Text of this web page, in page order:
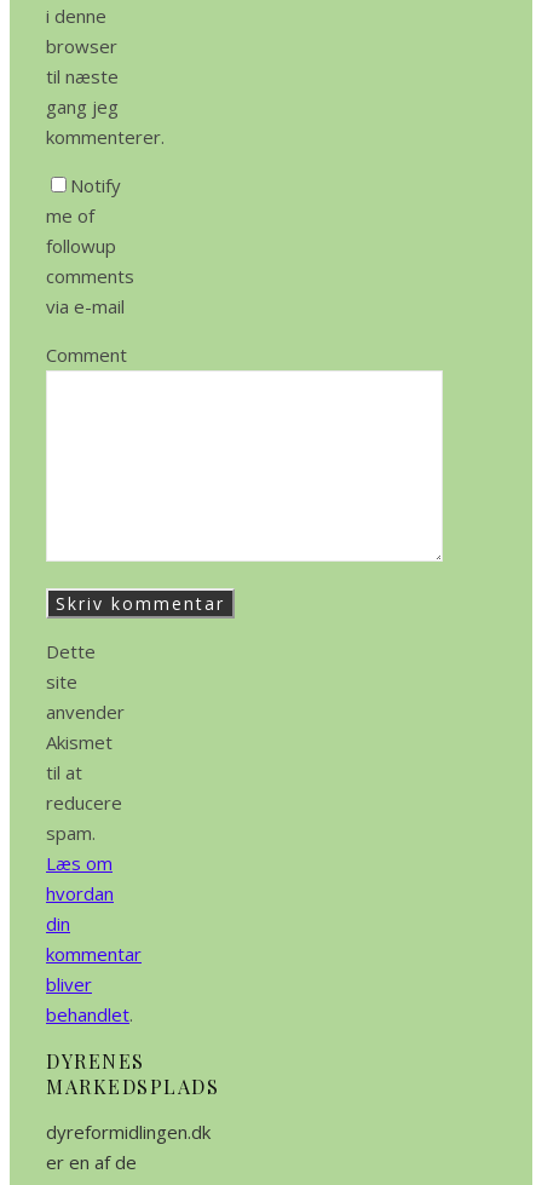
i denne
browser
til næste
gang jeg
kommenterer.
Notify
me of
followup
comments
via e-mail
Comment
Dette
site
anvender
Akismet
til at
reducere
spam.
Læs om
hvordan
din
kommentar
bliver
behandlet.
DYRENES
MARKEDSPLADS
dyreformidlingen.dk
er en af de